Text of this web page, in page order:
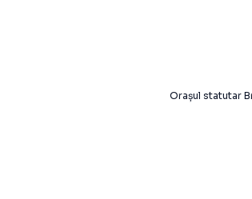
Orașul statutar